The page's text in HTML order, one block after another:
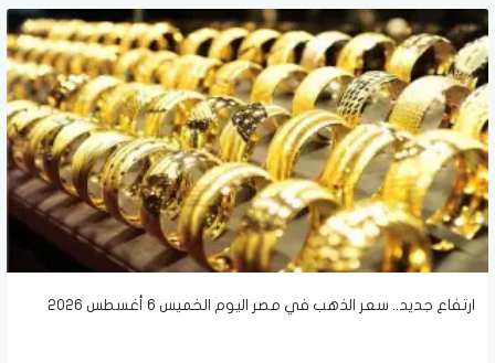
ارتفاع جديد.. سعر الذهب في مصر اليوم الخميس 6 أغسطس 2026